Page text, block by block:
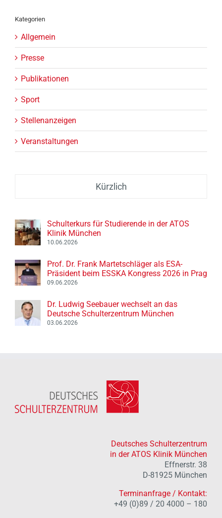
Kategorien
Allgemein
Presse
Publikationen
Sport
Stellenanzeigen
Veranstaltungen
Kürzlich
Schulterkurs für Studierende in der ATOS
Klinik München
10.06.2026
Prof. Dr. Frank Martetschläger als ESA-
Präsident beim ESSKA Kongress 2026 in Prag
09.06.2026
Dr. Ludwig Seebauer wechselt an das
Deutsche Schulterzentrum München
03.06.2026
Deutsches Schulterzentrum
in der ATOS Klinik München
Effnerstr. 38
D-81925 München
Terminanfrage / Kontakt:
+49 (0)89 / 20 4000 – 180